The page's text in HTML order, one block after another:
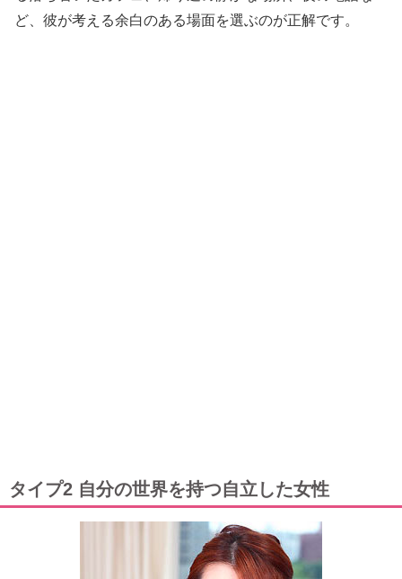
ど、彼が考える余白のある場面を選ぶのが正解です。
タイプ2 自分の世界を持つ自立した女性